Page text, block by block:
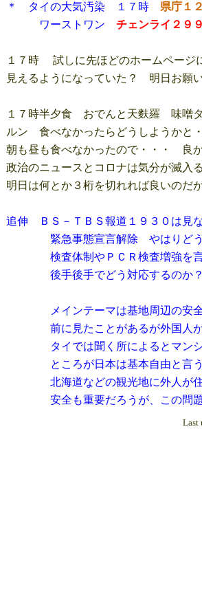
＊ タイの大気汚染 １７時
県庁１
ワーストワン
チェンライ２９
１７時 試しに先ほどのホームページ
見えるようになっていた？ 明日お願
１７時半夕食 おでんと天麩羅 味噌タ
ルン 食べなかったらどうしようかと
朝も昼も食べなかったので・・・ 良
政治のニュースとコロナは気分が滅入
明日は何とか３桁を切れれば良いのだ
追伸 ＢＳ－ＴＢＳ報道１９３０は見
緊急事態宣言解除 やはりどうす
検査体制やＰＣＲ検査増強を言っ
後手後手でどう対応するのか
メインテーマは基地周辺の安全
前に見たことがあるが外国人が土
タイでは聞く所によるとマンショ
ところが日本は基本自由と言
北海道などの観光地に外人が住み
安全も重要だろうが、この問題は
Last